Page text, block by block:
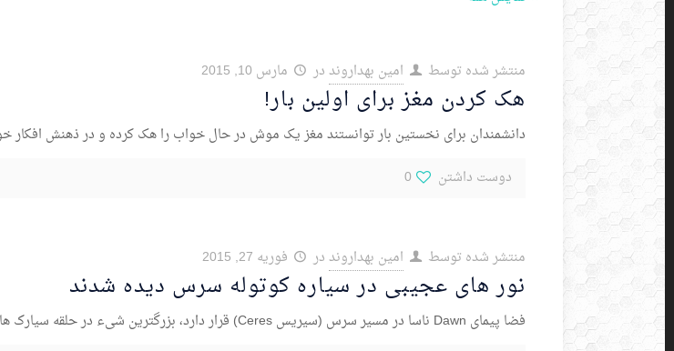
منتشر شده توسط امین بهدارونددر مارس 10, 2015
هک کردن مغز برای اولین بار!
دانشمندان برای نخستین بار توانستند مغز یک موش در حال خواب را هک کرده و در ذهنش افکار
دوست داشتن
0
منتشر شده توسط امین بهدارونددر فوریه 27, 2015
نور های عجیبی در سیاره کوتوله سرس دیده شدند
فضا پیمای Dawn ناسا در مسیر سرس (سیریس Ceres) قرار دارد، بزرگترین شیء در حلقه سیارک های منظومه شمسی خودمان. و این فضا پیما دو موضع نورانی